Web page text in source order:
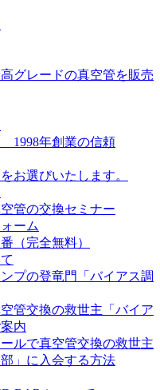
グレードの真空管を販売
1998年創業の信頼
お選びいたします。
管の交換セミナー
ーム
（完全無料）
プの登竜門「バイアス調
管交換の救世主「バイア
内
ルで真空管交換の救世主
」に入会する方法